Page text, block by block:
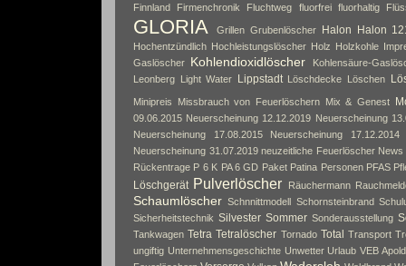
Finnland
Firmenchronik Fluchtweg fluorfrei fluorhaltig
GLORIA Grillen Grubenlöscher Halon Halon
Hochentzündlich Hochleistungslöscher Holz Holzkohle
Gaslöscher Kohlendioxidlöscher Kohlensäure-
Leonberg Light Water Lippstadt Löschdecke Löschen
Minipreis Missbrauch von Feuerlöschern Mix & Genest
09.06.2015 Neuerscheinung 12.12.2019 Neuerscheinung
Neuerscheinung 17.08.2015
Neuerscheinung 17.12.2014
Neuerscheinung 31.07.2019 neuzeitliche Feuerlöscher News
Rückentrage P 6 K PA 6 GD Paket Patina Personen PFAS
Löschgerät Pulverlöscher Räuchermann
Schaumlöscher Schnnittmodell Schornsteinbrand
Sicherheitstechnik Silvester Sommer Sonderausstellung
Tankwagen Tetra Tetralöscher Tornado Total Transport
ungiftig Unternehmensgeschichte Unwetter Urlaub VEB